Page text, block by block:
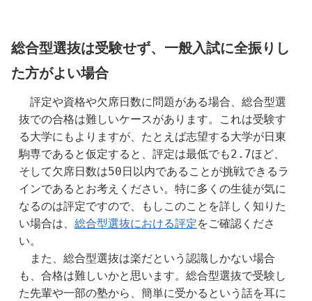
総合型選抜は受験せず、一般入試に全振りし
た方がよい場合
評定や資格や欠席日数に問題がある場合、総合型選
抜での合格は難しいケースがあります。これは受験す
る大学にもよりますが、たとえば志望する大学が日東
駒専であると仮定すると、評定は最低でも2.7ほど、
そして欠席日数は50日以内であることが挑戦できるラ
インであるとお考えください。特に多くの生徒が気に
なるのは評定ですので、もしこのことを詳しく知りた
い場合は、 総合型選抜における評定をご確認くださ
い。
また、総合型選抜は楽だという認識しかない場合
も、合格は難しいかと思います。総合型選抜で受験し
た先輩や一部の塾から、簡単に受かるという話を耳に